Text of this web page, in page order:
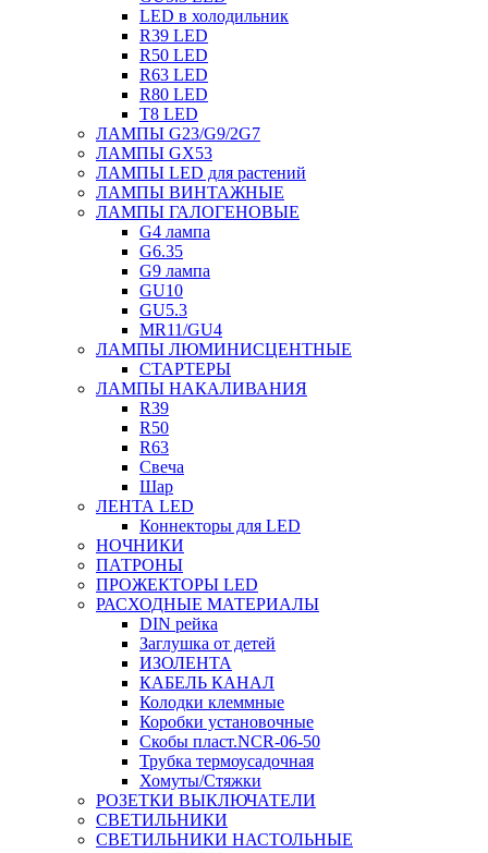
LED в холодильник
R39 LED
R50 LED
R63 LED
R80 LED
T8 LED
ЛАМПЫ G23/G9/2G7
ЛАМПЫ GX53
ЛАМПЫ LED для растений
ЛАМПЫ ВИНТАЖНЫЕ
ЛАМПЫ ГАЛОГЕНОВЫЕ
G4 лампа
G6.35
G9 лампа
GU10
GU5.3
MR11/GU4
ЛАМПЫ ЛЮМИНИСЦЕНТНЫЕ
СТАРТЕРЫ
ЛАМПЫ НАКАЛИВАНИЯ
R39
R50
R63
Свеча
Шар
ЛЕНТА LED
Коннекторы для LED
НОЧНИКИ
ПАТРОНЫ
ПРОЖЕКТОРЫ LED
РАСХОДНЫЕ МАТЕРИАЛЫ
DIN рейка
Заглушка от детей
ИЗОЛЕНТА
КАБЕЛЬ КАНАЛ
Колодки клеммные
Коробки установочные
Скобы пласт.NCR-06-50
Трубка термоусадочная
Хомуты/Стяжки
РОЗЕТКИ ВЫКЛЮЧАТЕЛИ
СВЕТИЛЬНИКИ
СВЕТИЛЬНИКИ НАСТОЛЬНЫЕ